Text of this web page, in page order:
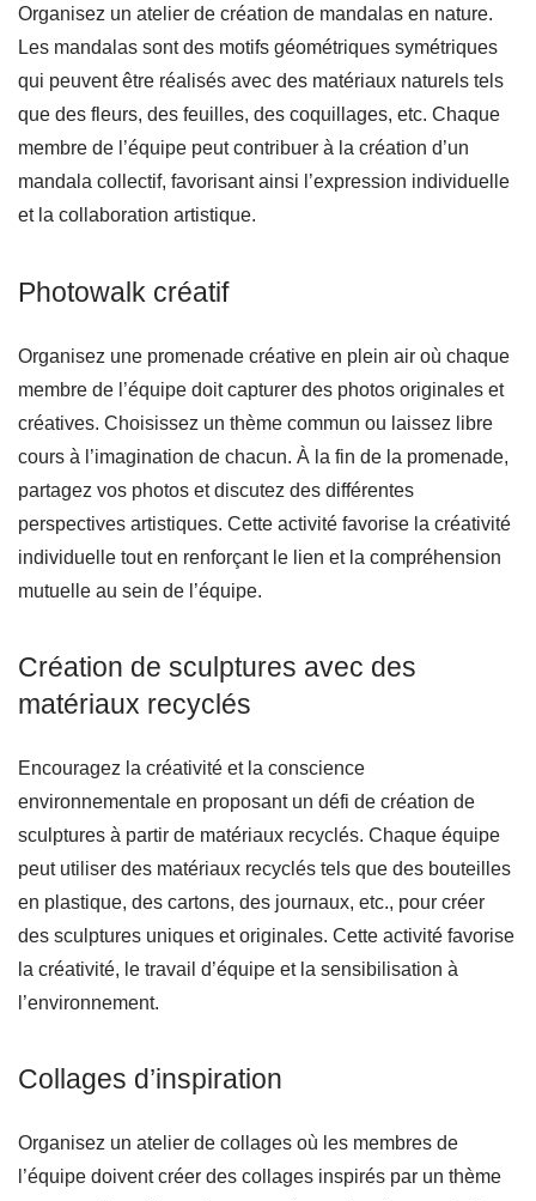
Organisez un atelier de création de mandalas en nature.
Les mandalas sont des motifs géométriques symétriques
qui peuvent être réalisés avec des matériaux naturels tels
que des fleurs, des feuilles, des coquillages, etc. Chaque
membre de l’équipe peut contribuer à la création d’un
mandala collectif, favorisant ainsi l’expression individuelle
et la collaboration artistique.
Photowalk créatif
Organisez une promenade créative en plein air où chaque
membre de l’équipe doit capturer des photos originales et
créatives. Choisissez un thème commun ou laissez libre
cours à l’imagination de chacun. À la fin de la promenade,
partagez vos photos et discutez des différentes
perspectives artistiques. Cette activité favorise la créativité
individuelle tout en renforçant le lien et la compréhension
mutuelle au sein de l’équipe.
Création de sculptures avec des
matériaux recyclés
Encouragez la créativité et la conscience
environnementale en proposant un défi de création de
sculptures à partir de matériaux recyclés. Chaque équipe
peut utiliser des matériaux recyclés tels que des bouteilles
en plastique, des cartons, des journaux, etc., pour créer
des sculptures uniques et originales. Cette activité favorise
la créativité, le travail d’équipe et la sensibilisation à
l’environnement.
Collages d’inspiration
Organisez un atelier de collages où les membres de
l’équipe doivent créer des collages inspirés par un thème